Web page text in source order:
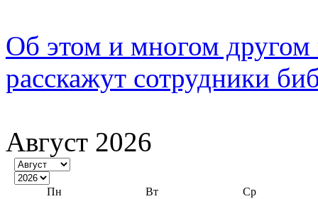
Об этом и многом
расскажут сотрудники
Август 2026
Пн Вт
Ср